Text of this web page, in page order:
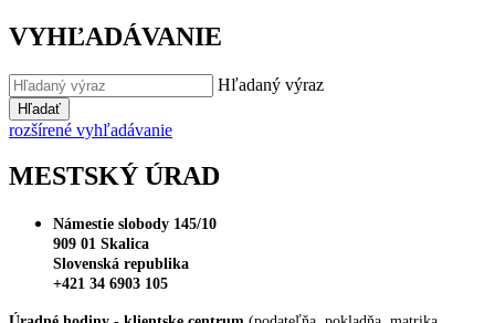
VYHĽADÁVANIE
Hľadaný výraz
Hľadať
rozšírené vyhľadávanie
MESTSKÝ ÚRAD
Námestie slobody 145/10
909 01 Skalica
Slovenská republika
+421 34 6903 105